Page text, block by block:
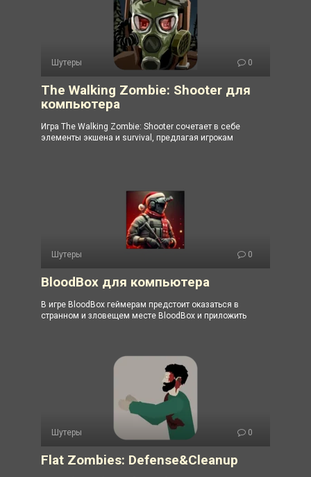
Шутеры 0
The Walking Zombie: Shooter для
компьютера
Игра The Walking Zombie: Shooter сочетает в себе
элементы экшена и survival, предлагая игрокам
Шутеры 0
BloodBox для компьютера
В игре BloodBox геймерам предстоит оказаться в
странном и зловещем месте BloodBox и приложить
Шутеры 0
Flat Zombies: Defense&Cleanup